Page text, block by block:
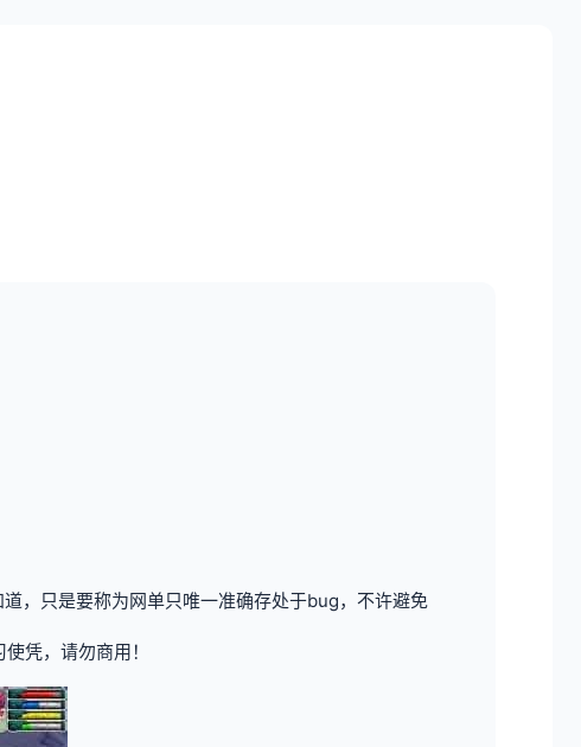
，只是要称为网单只唯一准确存处于bug，不许避免
凭，请勿商用！